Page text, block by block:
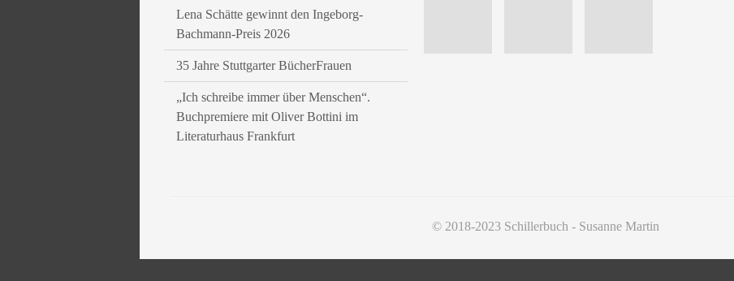
Lena Schätte gewinnt den Ingeborg-
Bachmann-Preis 2026
35 Jahre Stuttgarter BücherFrauen
„Ich schreibe immer über Menschen“.
Buchpremiere mit Oliver Bottini im
Literaturhaus Frankfurt
© 2018-2023 Schillerbuch - Susanne Martin